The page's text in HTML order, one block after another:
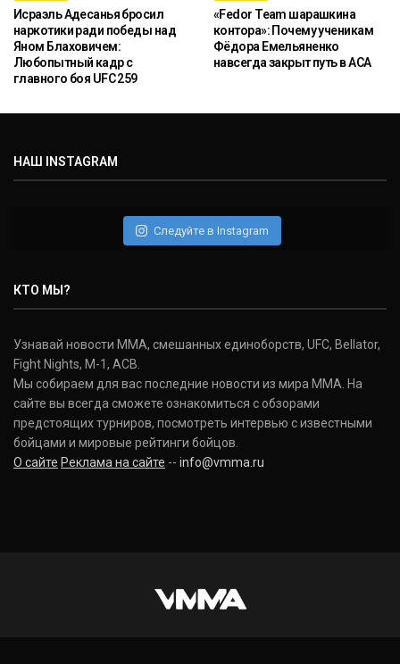
Исраэль Адесанья бросил
наркотики ради победы над
Яном Блаховичем:
Любопытный кадр с
главного боя UFC 259
«Fedor Team шарашкина
контора»: Почему ученикам
Фёдора Емельяненко
навсегда закрыт путь в ACA
НАШ INSTAGRAM
Следуйте в Instagram
КТО МЫ?
Узнавай новости ММА, смешанных единоборств, UFC, Bellator,
Fight Nights, M-1, ACB.
Мы собираем для вас последние новости из мира ММА. На
сайте вы всегда сможете ознакомиться с обзорами
предстоящих турниров, посмотреть интервью с известными
бойцами и мировые рейтинги бойцов.
О сайте Реклама на сайте -- info@vmma.ru